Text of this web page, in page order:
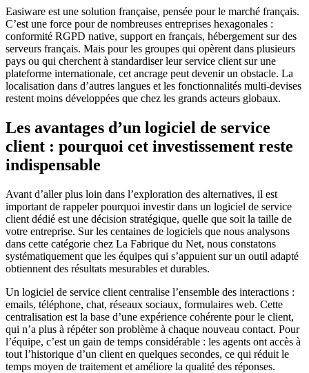
Easiware est une solution française, pensée pour le marché français.
C’est une force pour de nombreuses entreprises hexagonales :
conformité RGPD native, support en français, hébergement sur des
serveurs français. Mais pour les groupes qui opèrent dans plusieurs
pays ou qui cherchent à standardiser leur service client sur une
plateforme internationale, cet ancrage peut devenir un obstacle. La
localisation dans d’autres langues et les fonctionnalités multi-devises
restent moins développées que chez les grands acteurs globaux.
Les avantages d’un logiciel de service
client : pourquoi cet investissement reste
indispensable
Avant d’aller plus loin dans l’exploration des alternatives, il est
important de rappeler pourquoi investir dans un logiciel de service
client dédié est une décision stratégique, quelle que soit la taille de
votre entreprise. Sur les centaines de logiciels que nous analysons
dans cette catégorie chez La Fabrique du Net, nous constatons
systématiquement que les équipes qui s’appuient sur un outil adapté
obtiennent des résultats mesurables et durables.
Un logiciel de service client centralise l’ensemble des interactions :
emails, téléphone, chat, réseaux sociaux, formulaires web. Cette
centralisation est la base d’une expérience cohérente pour le client,
qui n’a plus à répéter son problème à chaque nouveau contact. Pour
l’équipe, c’est un gain de temps considérable : les agents ont accès à
tout l’historique d’un client en quelques secondes, ce qui réduit le
temps moyen de traitement et améliore la qualité des réponses.